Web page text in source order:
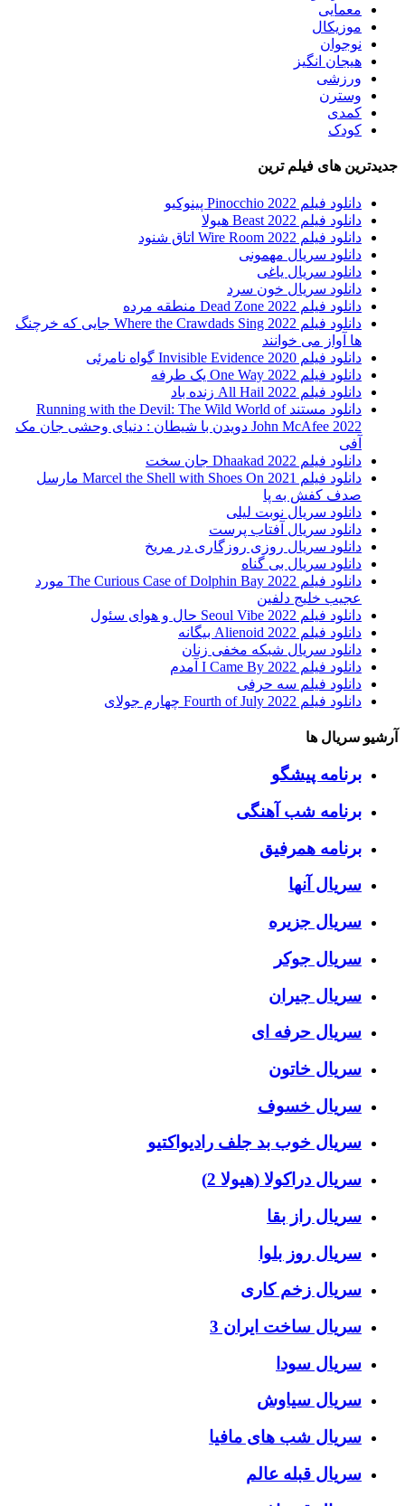
معمایی
موزیکال
نوجوان
هیجان انگیز
ورزشی
وسترن
کمدی
کودک
جدیدترین های فیلم ترین
دانلود فیلم Pinocchio 2022 پینوکیو
دانلود فیلم Beast 2022 هیولا
دانلود فیلم Wire Room 2022 اتاق شنود
دانلود سریال مهمونی
دانلود سریال یاغی
دانلود سریال خون سرد
دانلود فیلم 2022 Dead Zone منطقه مرده
دانلود فیلم Where the Crawdads Sing 2022 جایی که خرچنگ
ها آواز می خوانند
دانلود فیلم 2020 Invisible Evidence گواه نامرئی
دانلود فیلم One Way 2022 یک طرفه
دانلود فیلم All Hail 2022 زنده باد
دانلود مستند Running with the Devil: The Wild World of
John McAfee 2022 دویدن با شیطان : دنیای وحشی جان مک
آفی
دانلود فیلم Dhaakad 2022 جان سخت
دانلود فیلم Marcel the Shell with Shoes On 2021 مارسل
صدف کفش به پا
دانلود سریال نوبت لیلی
دانلود سریال آفتاب پرست
دانلود سریال روزی روزگاری در مریخ
دانلود سریال بی گناه
دانلود فیلم The Curious Case of Dolphin Bay 2022 مورد
عجیب خلیج دلفین
دانلود فیلم Seoul Vibe 2022 حال و هوای سئول
دانلود فیلم Alienoid 2022 بیگانه
دانلود سریال شبکه مخفی زنان
دانلود فیلم I Came By 2022 آمدم
دانلود فیلم سه حرفی
دانلود فیلم Fourth of July 2022 چهارم جولای
آرشیو سریال ها
برنامه پیشگو
برنامه شب آهنگی
برنامه همرفیق
سریال آنها
سریال جزیره
سریال جوکر
سریال جیران
سریال حرفه ای
سریال خاتون
سریال خسوف
سریال خوب بد جلف رادیواکتیو
سریال دراکولا (هیولا 2)
سریال راز بقا
سریال روز بلوا
سریال زخم کاری
سریال ساخت ایران 3
سریال سودا
سریال سیاوش
سریال شب های مافیا
سریال قبله عالم